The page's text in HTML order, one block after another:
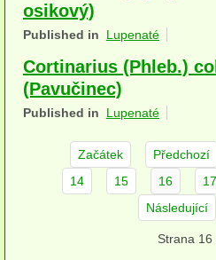
Perithecia nestromatická
Rosoly
Kornacovité
bílá hniloba
osikový)
Published in Lupenaté
Cortinarius (Phleb.)
(Pavučinec)
Published in Lupenaté
Začátek Předchozí
14
15 16 17
Následující
Strana 16